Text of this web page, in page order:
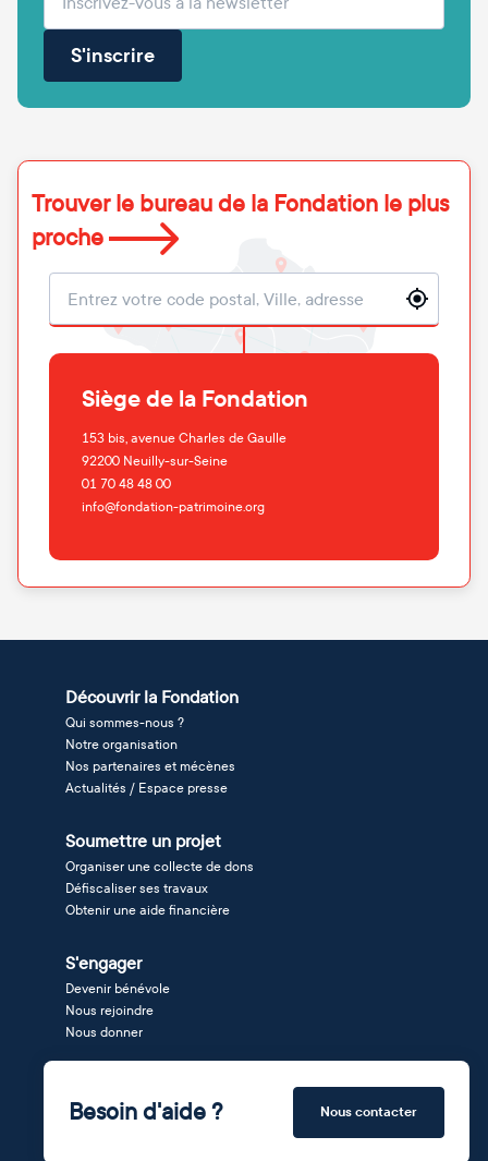
S'inscrire
Trouver le bureau de la Fondation le plus
proche
Localisation
Siège de la Fondation
153 bis, avenue Charles de Gaulle
92200 Neuilly-sur-Seine
01 70 48 48 00
info@fondation-patrimoine.org
Découvrir la Fondation
Qui sommes-nous ?
Notre organisation
Nos partenaires et mécènes
Actualités / Espace presse
Soumettre un projet
Organiser une collecte de dons
Défiscaliser ses travaux
Obtenir une aide financière
S'engager
Devenir bénévole
Nous rejoindre
Nous donner
Besoin d'aide ? Nous contacter